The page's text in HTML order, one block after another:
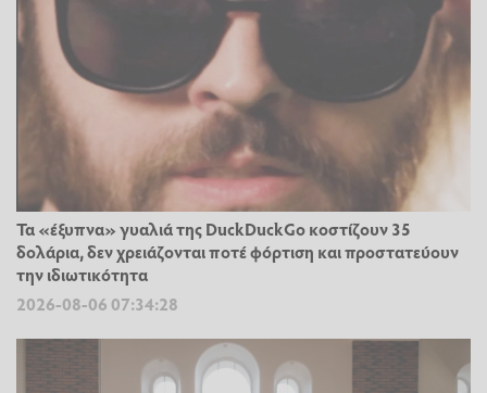
Τα «έξυπνα» γυαλιά της DuckDuckGo κοστίζουν 35
δολάρια, δεν χρειάζονται ποτέ φόρτιση και προστατεύουν
την ιδιωτικότητα
2026-08-06 07:34:28